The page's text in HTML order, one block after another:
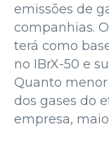
emissões de
companhias.
terá como
no IBrX-50 e
Quanto
dos gases do
empresa,